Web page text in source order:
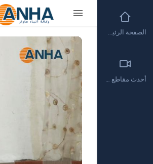
Video
Player
الصفحة الرئيسية
أحدث مقاطع الفيديو